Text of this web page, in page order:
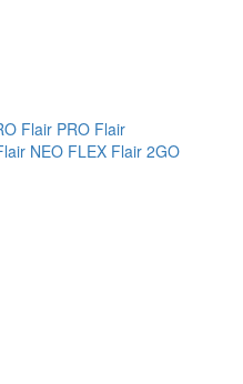
Flair PRO Flair
NEO FLEX Flair 2GO